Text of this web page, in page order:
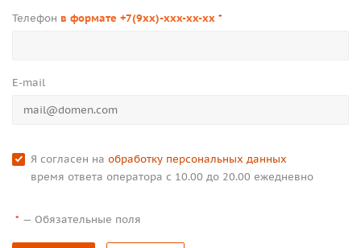
Телефон в формате +7(9xx)-xxx-xx-xx *
E-mail
Я согласен на обработку персональных данных
время ответа оператора с 10.00 до 20.00 ежедневно
* — Обязательные поля